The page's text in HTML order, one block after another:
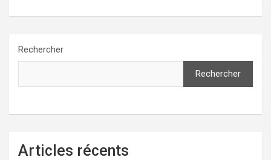
Rechercher
Rechercher
Articles récents